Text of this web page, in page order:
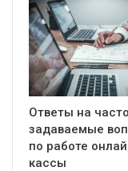
Ответы на часто
задаваемые
по работе
кассы